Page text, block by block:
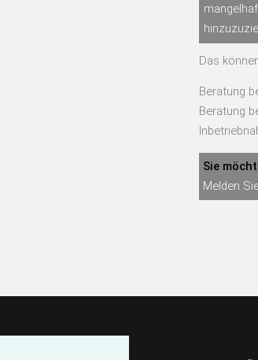
Das
Beratung
Beratung
Sie
Melden